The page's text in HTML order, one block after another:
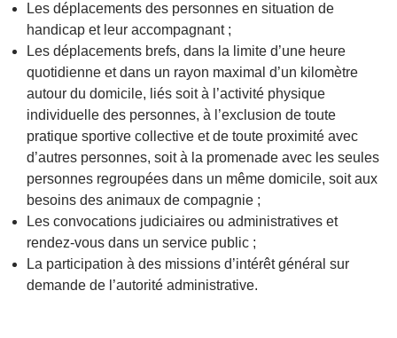
Les déplacements des personnes en situation de
handicap et leur accompagnant ;
Les déplacements brefs, dans la limite d’une heure
quotidienne et dans un rayon maximal d’un kilomètre
autour du domicile, liés soit à l’activité physique
individuelle des personnes, à l’exclusion de toute
pratique sportive collective et de toute proximité avec
d’autres personnes, soit à la promenade avec les seules
personnes regroupées dans un même domicile, soit aux
besoins des animaux de compagnie ;
Les convocations judiciaires ou administratives et
rendez-vous dans un service public ;
La participation à des missions d’intérêt général sur
demande de l’autorité administrative.